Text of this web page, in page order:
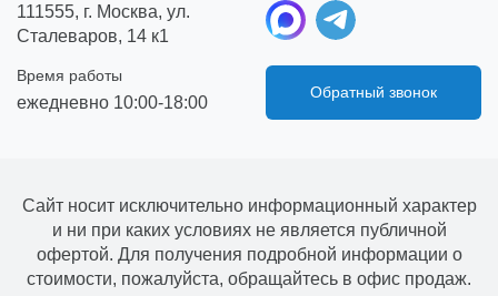
111555, г. Москва, ул.
Сталеваров, 14 к1
Время работы
ежедневно 10:00-18:00
Обратный звонок
Сайт носит исключительно информационный характер
и ни при каких условиях не является публичной
офертой. Для получения подробной информации о
стоимости, пожалуйста, обращайтесь в офис продаж.